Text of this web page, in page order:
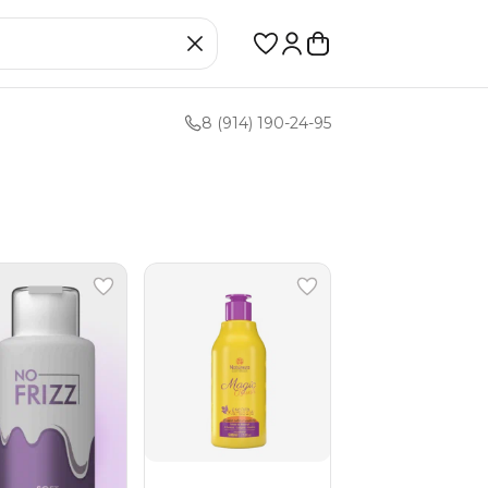
8 (914) 190-24-95